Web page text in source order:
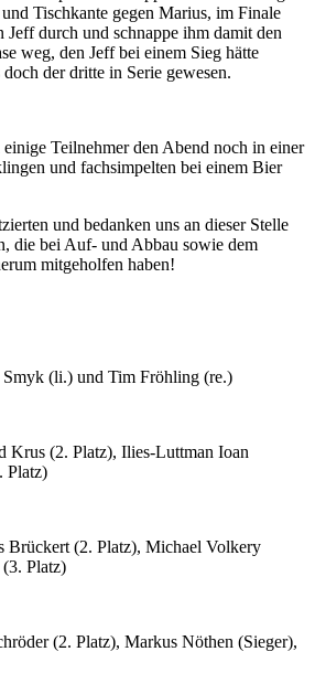
Tischkante gegen Marius, im Finale
Jeff durch und schnappe ihm damit den
weg, den Jeff bei einem Sieg hätte
der dritte in Serie gewesen.
Teilnehmer den Abend noch in einer
und fachsimpelten bei einem Bier
und bedanken uns an dieser Stelle
die bei Auf- und Abbau sowie dem
mitgeholfen haben!
(li.) und Tim Fröhling (re.)
Krus (2. Platz), Ilies-Luttman Ioan
Platz)
Brückert (2. Platz), Michael Volkery
Platz)
(2. Platz), Markus Nöthen (Sieger),